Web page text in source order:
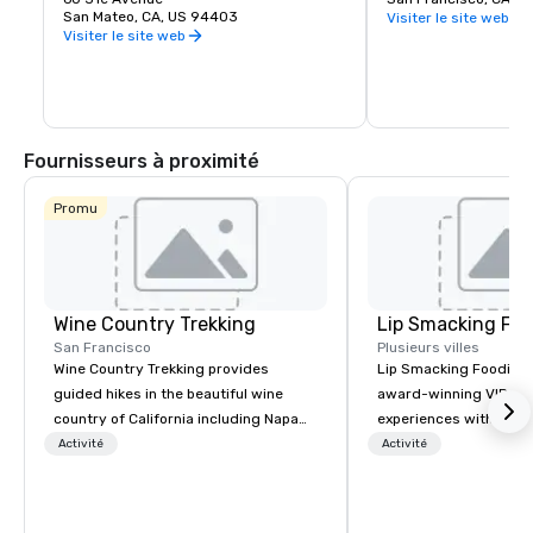
San Mateo, CA, US 94403
Visiter le site web
encore !
Visiter le site web
Fournisseurs à proximité
Promu
Wine Country Trekking
San Francisco
Wine Country Trekking provides
guided hikes in the beautiful wine
country of California including Napa
and Sonoma Valleys. These
Activité
Lip Smacking
Plusieurs villes
Lip Smacking Foodie
award-winning VIP
experiences with
restaurants
Activité